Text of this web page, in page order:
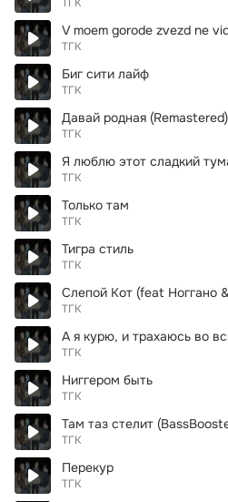
V moem gorode zvezd ne
ТГК
Биг сити лайф
ТГК
Давай родная (Remastered)
ТГК
ТГК
Только там
ТГК
Тигра стиль
ТГК
Слепой Кот (feat Ноггано
ТГК
ТГК
Ниггером быть
ТГК
Там таз стелит
ТГК
Перекур
ТГК